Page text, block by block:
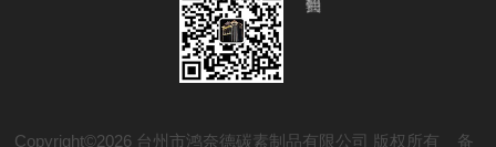
Copyright©2026 台州市鸿奈德碳素制品有限公司 版权所有 备